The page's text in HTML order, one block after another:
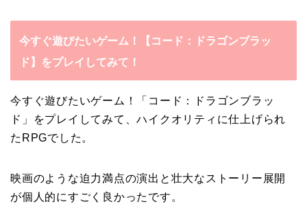
今すぐ遊びたいゲーム！【コード：ドラゴンブラッ
ド】をプレイしてみて！
今すぐ遊びたいゲーム！「コード：ドラゴンブラッ
ド」をプレイしてみて、ハイクオリティに仕上げられ
たRPGでした。
映画のような迫力満点の演出と壮大なストーリー展開
が個人的にすごく良かったです。